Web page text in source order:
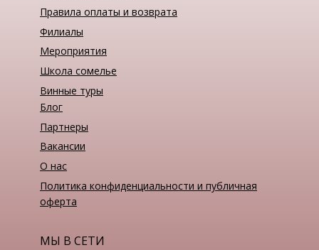
Правила оплаты и возврата
Филиалы
Мероприятия
Школа сомелье
Винные туры
Блог
О нас
Партнеры
Вакансии
Политика конфиденциальности и публичная
оферта
МЫ В СЕТИ